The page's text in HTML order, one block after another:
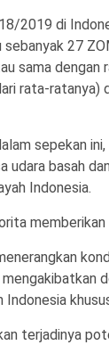
2019 di
sebanyak 27
sama dengan
rata-ratanya)
sepekan
udara basah
Indonesia.
Indonesia
terjadinya